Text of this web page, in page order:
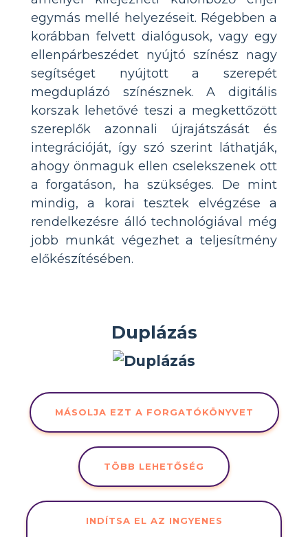
egymás mellé helyezéseit. Régebben a
korábban felvett dialógusok, vagy egy
ellenpárbeszédet nyújtó színész nagy
segítséget nyújtott a szerepét
megduplázó színésznek. A digitális
korszak lehetővé teszi a megkettőzött
szereplők azonnali újrajátszását és
integrációját, így szó szerint láthatják,
ahogy önmaguk ellen cselekszenek ott
a forgatáson, ha szükséges. De mint
mindig, a korai tesztek elvégzése a
rendelkezésre álló technológiával még
jobb munkát végezhet a teljesítmény
előkészítésében.
Duplázás
MÁSOLJA EZT A FORGATÓKÖNYVET
TÖBB LEHETŐSÉG
INDÍTSA EL AZ INGYENES